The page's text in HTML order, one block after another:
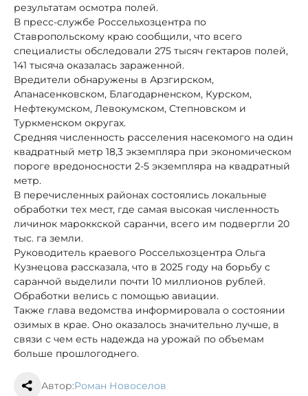
результатам осмотра полей.
В пресс-службе Россельхозцентра по
Ставропольскому краю сообщили, что всего
специалисты обследовали 275 тысяч гектаров полей,
141 тысяча оказалась зараженной.
Вредители обнаружены в Арзгирском,
Апанасенковском, Благодарненском, Курском,
Нефтекумском, Левокумском, Степновском и
Туркменском округах.
Средняя численность расселения насекомого на один
квадратный метр 18,3 экземпляра при экономическом
пороге вредоносности 2-5 экземпляра на квадратный
метр.
В перечисленных районах состоялись локальные
обработки тех мест, где самая высокая численность
личинок мароккской саранчи, всего им подвергли 20
тыс. га земли.
Руководитель краевого Россельхозцентра Ольга
Кузнецова рассказала, что в 2025 году на борьбу с
саранчой выделили почти 10 миллионов рублей.
Обработки велись с помощью авиации.
Также глава ведомства информировала о состоянии
озимых в крае. Оно оказалось значительно лучше, в
связи с чем есть надежда на урожай по объемам
больше прошлогоднего.
Автор:Роман Новоселов